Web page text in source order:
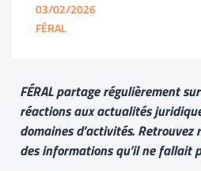
03/02/2026
FÉRAL
FÉRAL partage régulièrement
réactions aux actualités
domaines d’activités. Retrouvez
des informations qu’il ne fallait